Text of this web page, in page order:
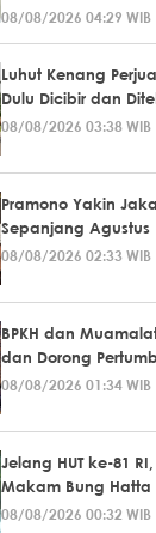
08/08/2026 04:29 WIB
Luhut Kenang
Dulu Dicibir dan
08/08/2026 03:38 WIB
Pramono Yakin
Sepanjang Agustus
08/08/2026 02:33 WIB
BPKH dan
dan Dorong
08/08/2026 01:34 WIB
Jelang HUT ke-81
Makam Bung Hatta
08/08/2026 00:32 WIB